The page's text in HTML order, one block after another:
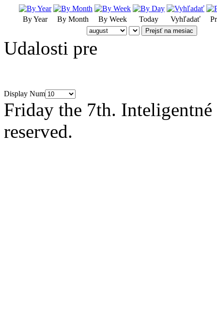
By Year By Month By Week Today Vyhľadať
Prejsť na mesiac
Udalosti pre
Display Num
Friday the 7th.
reserved.